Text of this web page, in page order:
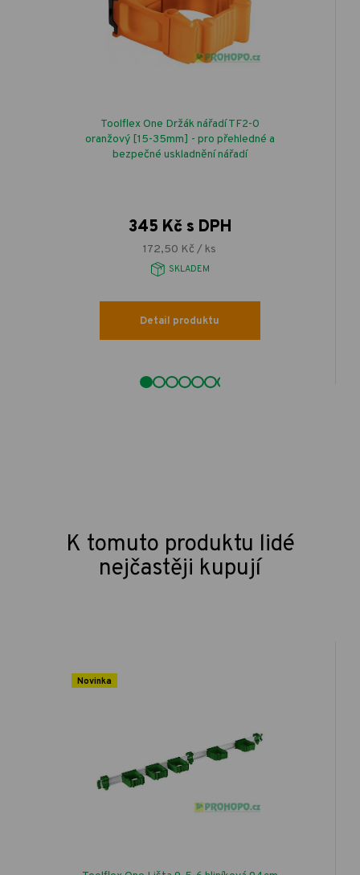
Toolflex One Držák nářadí TF2-0
oranžový [15-35mm] - pro přehledné a
bezpečné uskladnění nářadí
345 Kč s DPH
172,50 Kč / ks
SKLADEM
Detail produktu
K tomuto produktu lidé
nejčastěji kupují
Novinka